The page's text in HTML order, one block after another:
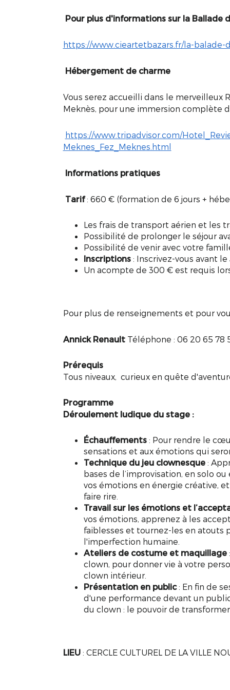
Pour plus d'informations sur la Ballade
https://www.cieartetbazars.fr/la-balade-
Hébergement de charme
Vous serez accueilli dans le merveilleux
Meknès, pour une immersion complète
https://www.tripadvisor.com/
Meknes_Fez_Meknes.html
Informations pratiques
Tarif: 660 € (formation de 6 jours +
Les frais de transport aérien et les
Possibilité de prolonger le séjour
Possibilité de venir avec votre
Inscriptions: Inscrivez-vous avant le
Un acompte de 300 € est requis
Pour plus de renseignements et pour
Annick RenaultTéléphone : 06 20 65 78
Prérequis
Tous niveaux, curieux en quête
Programme
Déroulement ludique du stage :
Échauffements: Pour rendre le
sensations et aux émotions qui
Technique du jeu clownesque:
bases de l’improvisation, en solo
vos émotions en énergie créative,
faire rire.
Travail sur les émotions et
vos émotions, apprenez à les
faiblesses et tournez-les en atouts
l'imperfection humaine.
Ateliers de costume et maquillage
clown, pour donner vie à votre
clown intérieur.
Présentation en public: En fin de
d'une performance devant un
du clown : le pouvoir de
LIEU: CERCLE CULTUREL DE LA VILLE